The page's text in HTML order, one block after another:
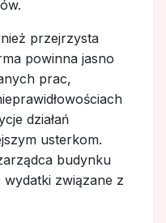
przejrzysta
powinna jasno
prac,
działań
usterkom.
budynku
związane z